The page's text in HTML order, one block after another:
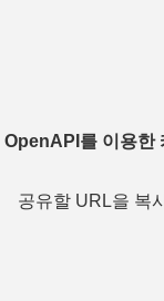
OpenAPI를 이용한
공유할 URL을 복